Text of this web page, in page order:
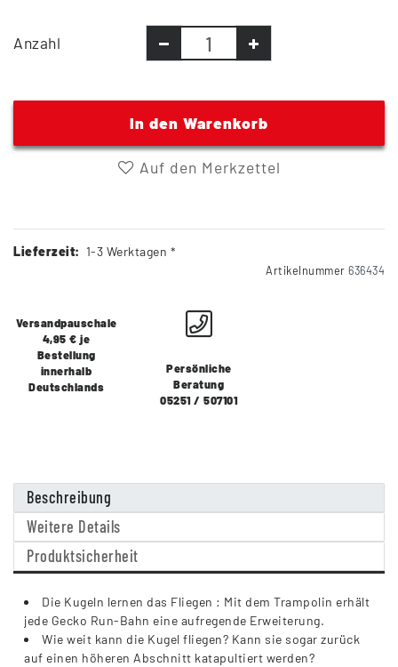
Anzahl
In den Warenkorb
Auf den Merkzettel
Lieferzeit: 1-3 Werktagen *
Artikelnummer 636434
Versandpauschale
4,95 € je
Bestellung
innerhalb
Deutschlands
Persönliche
Beratung
05251 / 507101
Beschreibung
Weitere Details
Produktsicherheit
Die Kugeln lernen das Fliegen : Mit dem Trampolin erhält
jede Gecko Run-Bahn eine aufregende Erweiterung.
Wie weit kann die Kugel fliegen? Kann sie sogar zurück
auf einen höheren Abschnitt katapultiert werden?